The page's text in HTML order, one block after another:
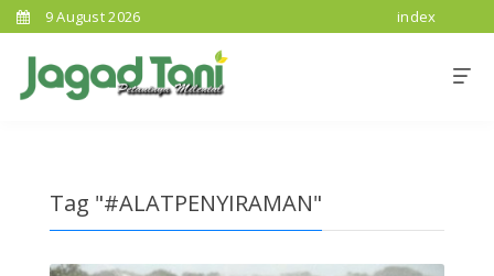
9 August 2026 index
Tag "#ALATPENYIRAMAN"